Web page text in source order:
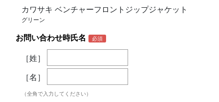
カワサキ ベンチャーフロントジップジャケット
グリーン
お問い合わせ時氏名
［姓］
［名］
（全角で入力してください）